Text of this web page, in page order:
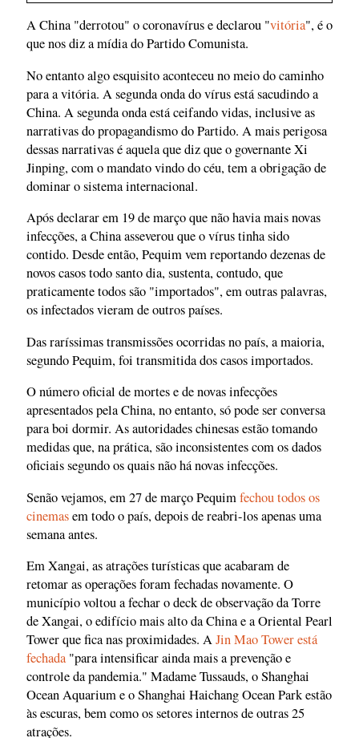
A China "derrotou" o coronavírus e declarou "vitória", é o
que nos diz a mídia do Partido Comunista.
No entanto algo esquisito aconteceu no meio do caminho
para a vitória. A segunda onda do vírus está sacudindo a
China. A segunda onda está ceifando vidas, inclusive as
narrativas do propagandismo do Partido. A mais perigosa
dessas narrativas é aquela que diz que o governante Xi
Jinping, com o mandato vindo do céu, tem a obrigação de
dominar o sistema internacional.
Após declarar em 19 de março que não havia mais novas
infecções, a China asseverou que o vírus tinha sido
contido. Desde então, Pequim vem reportando dezenas de
novos casos todo santo dia, sustenta, contudo, que
praticamente todos são "importados", em outras palavras,
os infectados vieram de outros países.
Das raríssimas transmissões ocorridas no país, a maioria,
segundo Pequim, foi transmitida dos casos importados.
O número oficial de mortes e de novas infecções
apresentados pela China, no entanto, só pode ser conversa
para boi dormir. As autoridades chinesas estão tomando
medidas que, na prática, são inconsistentes com os dados
oficiais segundo os quais não há novas infecções.
Senão vejamos, em 27 de março Pequimfechou todos os
cinemasem todo o país, depois de reabri-los apenas uma
semana antes.
Em Xangai, as atrações turísticas que acabaram de
retomar as operações foram fechadas novamente. O
município voltou a fechar o deck de observação da Torre
de Xangai, o edifício mais alto da China e a Oriental Pearl
Tower que fica nas proximidades. AJin Mao Tower está
fechada "para intensificar ainda mais a prevenção e
controle da pandemia." Madame Tussauds, o Shanghai
Ocean Aquarium e o Shanghai Haichang Ocean Park estão
às escuras, bem como os setores internos de outras 25
atrações.